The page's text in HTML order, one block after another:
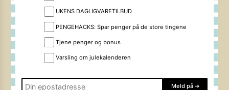
UKENS DAGLIGVARETILBUD
PENGEHACKS: Spar penger på de store tingene
Tjene penger og bonus
Varsling om julekalenderen
Meld på ➔